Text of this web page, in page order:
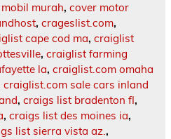
murah, cover motor
, crageslist.com,
cape cod ma, craiglist
, craiglist farming
la, craiglist.com omaha
craiglist.com sale cars inland
, craigs list bradenton fl,
, craigs list des moines ia,
list sierra vista az.,